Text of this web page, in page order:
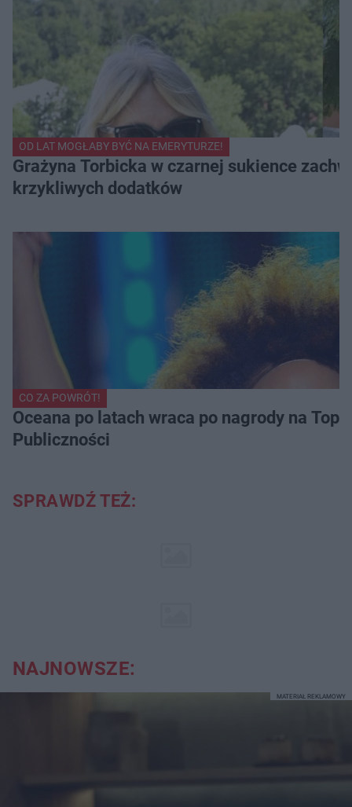
OD LAT MOGŁABY BYĆ NA EMERYTURZE!
Grażyna Torbicka w czarnej sukience
krzykliwych dodatków
CO ZA POWRÓT!
Oceana po latach wraca po nagrody na Top
Publiczności
SPRAWDŹ TEŻ:
NAJNOWSZE:
MATERIAŁ REKLAMOWY